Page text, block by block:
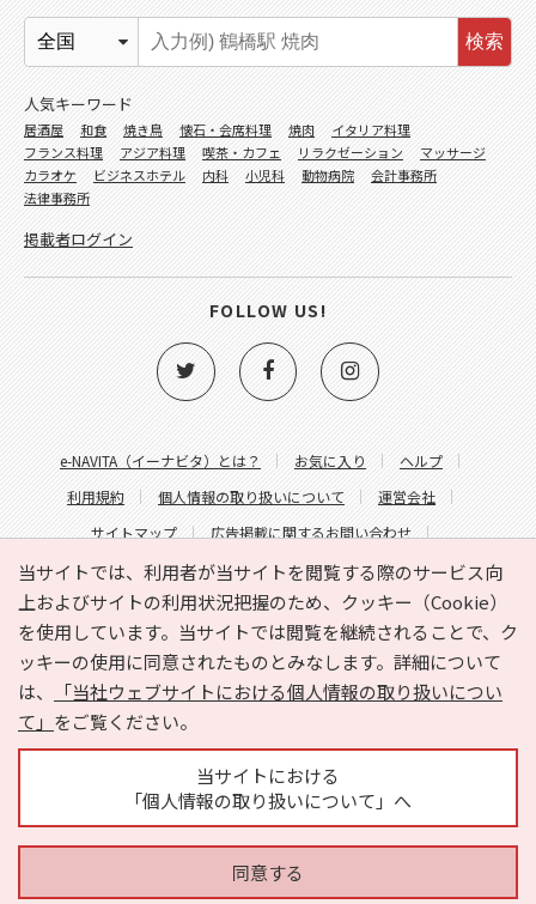
当サイトでは、利用者が当サイトを閲覧する際のサービス向
上およびサイトの利用状況把握のため、クッキー（Cookie）
を使用しています。当サイトでは閲覧を継続されることで、ク
ッキーの使用に同意されたものとみなします。詳細について
は、
「当社ウェブサイトにおける個人情報の取り扱いについ
て」 をご覧ください。
当サイトにおける
「個人情報の取り扱いについて」へ
同意する
e-NAVITA（イーナビタ）とは？ お気に入り
ヘルプ
利用規約
個人情報の取り扱いについて
運営会社
サイトマップ
広告掲載に関するお問い合わせ
サイトの内容に関するお問い合わせ
検索
人気キーワード
居酒屋 和食 焼き鳥 懐石・会席料理 焼肉
イタリア料理
フランス料理
アジア料理 喫茶・カフェ リラクゼーション
マッサージ
カラオケ
ビジネスホテル 内科 小児科 動物病院
会計事務所
法律事務所
掲載者ログイン
FOLLOW US!
Copyright © HYOJITO.Co.,Ltd. All Rights Reserved.